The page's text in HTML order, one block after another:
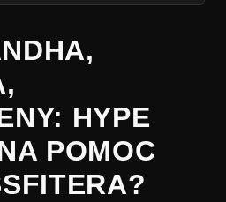
somnifera): król
na zmęczenie
HYPE
POMOC